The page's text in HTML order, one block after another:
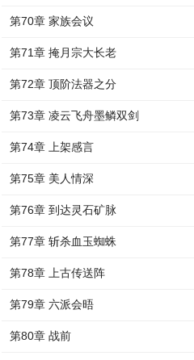
第70章 家族会议
第71章 掩月宗大长老
第72章 顶阶法器之分
第73章 凌云飞舟墨鳞双剑
第74章 上架感言
第75章 美人情深
第76章 到达灵石矿脉
第77章 斩杀血玉蜘蛛
第78章 上古传送阵
第79章 六派会晤
第80章 战前